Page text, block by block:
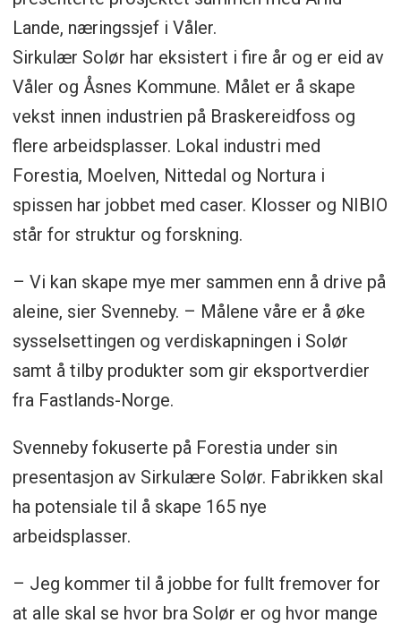
Lande, næringssjef i Våler.
Sirkulær Solør har eksistert i fire år og er eid av
Våler og Åsnes Kommune. Målet er å skape
vekst innen industrien på Braskereidfoss og
flere arbeidsplasser. Lokal industri med
Forestia, Moelven, Nittedal og Nortura i
spissen har jobbet med caser. Klosser og NIBIO
står for struktur og forskning.
– Vi kan skape mye mer sammen enn å drive på
aleine, sier Svenneby. – Målene våre er å øke
sysselsettingen og verdiskapningen i Solør
samt å tilby produkter som gir eksportverdier
fra Fastlands-Norge.
Svenneby fokuserte på Forestia under sin
presentasjon av Sirkulære Solør. Fabrikken skal
ha potensiale til å skape 165 nye
arbeidsplasser.
– Jeg kommer til å jobbe for fullt fremover for
at alle skal se hvor bra Solør er og hvor mange